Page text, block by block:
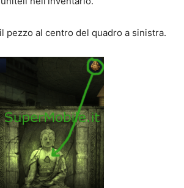
pezzo al centro del quadro a sinistra.